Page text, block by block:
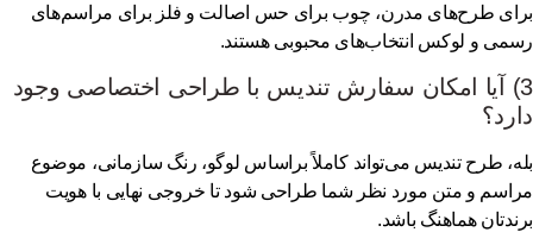
طرح‌های مدرن، چوب برای حس اصالت و فلز برای مراسم‌های
و لوکس انتخاب‌های محبوبی هستند.
3) آیا امکان سفارش تندیس با طراحی اختصاصی وجود
طرح تندیس می‌تواند کاملاً براساس لوگو، رنگ سازمانی، موضوع
و متن مورد نظر شما طراحی شود تا خروجی نهایی با هویت
هماهنگ باشد.